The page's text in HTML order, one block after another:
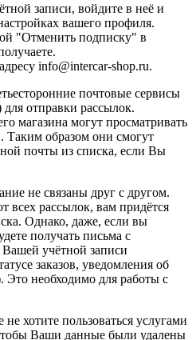
записи, войдите в неё и
вашего профиля.
"Отменить подписку" в
info@intercar-shop.ru.
почтовые сервисы
отправки рассылок.
магазина могут просматривать
Таким образом они смогут
почты из списка, если Вы
не связаны друг с другом.
всех рассылок, вам придётся
Однако, даже, если вы
получать письма с
учётной записи
заказов, уведомления об
Это необходимо для работы с
хотите пользоваться услугами
Ваши данные были удалены